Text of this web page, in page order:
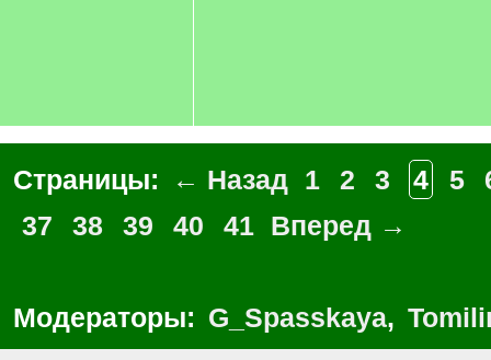
Страницы: ← Назад 1 2 3 4 5
37
38 39 40 41 Вперед →
Модераторы: G_Spasskaya,